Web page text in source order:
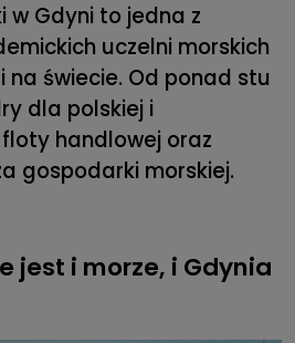
w Gdyni to jedna z
uczelni morskich
na świecie. Od ponad stu
dla polskiej i
handlowej oraz
gospodarki morskiej.
jest i morze, i Gdynia